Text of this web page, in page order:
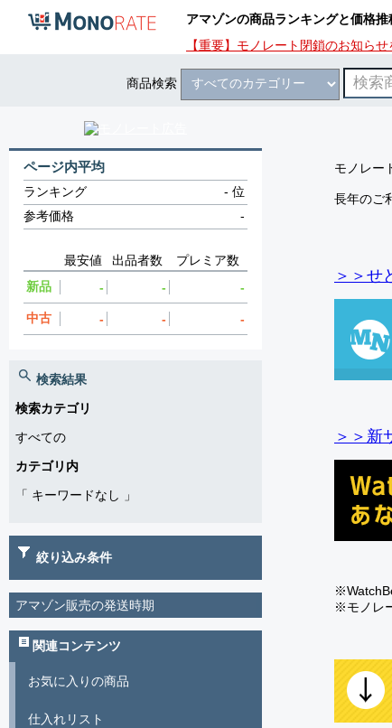
アマゾンの商品ランキングと価格
【重要】モノレート閉鎖のお知らせ
商品検索
モノレー
長年のご
＞＞せ
＞＞新
※モノレ
ページ内平均
ランキング -位
参考価格
-
最安値 出品者数
プレミア数
新品
- - -
中古 - - -
検索結果
検索カテゴリ
すべての
カテゴリ内
「 キーワードなし 」
絞り込み条件
アマゾン販売の発送時期
関連コンテンツ
お気に入りの商品
仕入れリスト